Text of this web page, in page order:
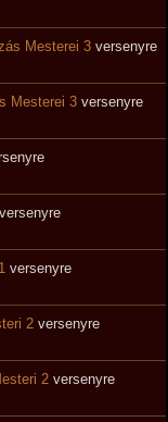
Mesterei 3 versenyre
Mesterei 3 versenyre
versenyre
versenyre
2 versenyre
2 versenyre